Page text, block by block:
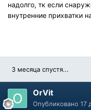
надолго, тк если
внутренние прихватки
3 месяца спустя...
OrVit
Опубликовано 17